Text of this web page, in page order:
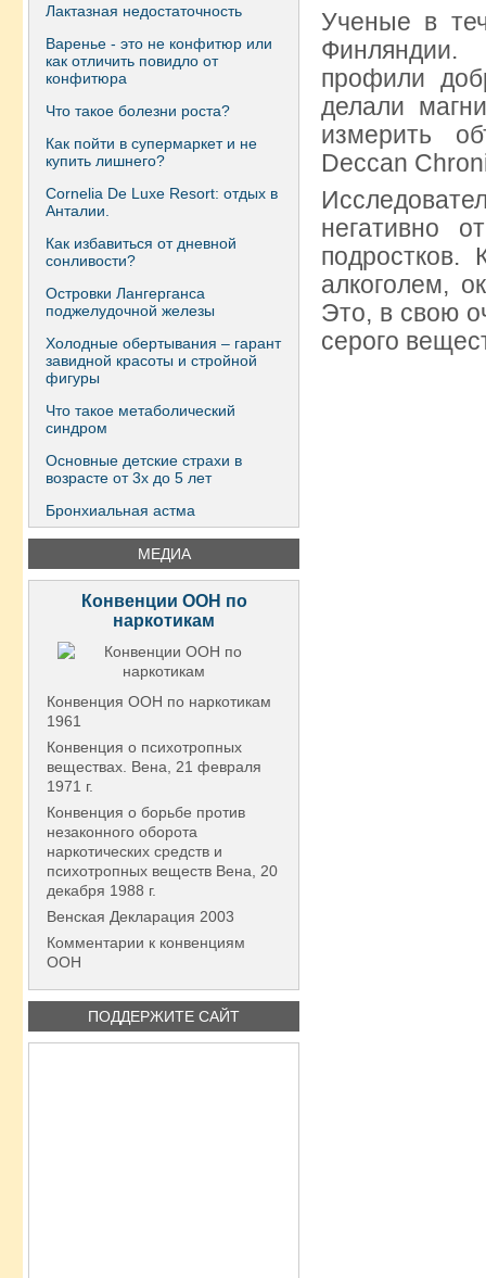
Лактазная недостаточность
Варенье - это не конфитюр или
как отличить повидло от
конфитюра
Что такое болезни роста?
Как пойти в супермаркет и не
купить лишнего?
Сornelia De Luxe Resort: отдых в
Анталии.
Как избавиться от дневной
сонливости?
Островки Лангерганса
поджелудочной железы
Холодные обертывания – гарант
завидной красоты и стройной
фигуры
Что такое метаболический
синдром
Основные детские страхи в
возрасте от 3х до 5 лет
Бронхиальная астма
МЕДИА
Конвенции ООН по
наркотикам
Конвенция ООН по наркотикам
1961
Конвенция о психотропных
веществах. Вена, 21 февраля
1971 г.
Конвенция о борьбе против
незаконного оборота
наркотических средств и
психотропных веществ Вена, 20
декабря 1988 г.
Венская Декларация 2003
Комментарии к конвенциям
ООН
ПОДДЕРЖИТЕ САЙТ
Ученые в
профили
делали
измерить
Deccan
негативно
подростков.
алкоголем,
Это, в свою
серого